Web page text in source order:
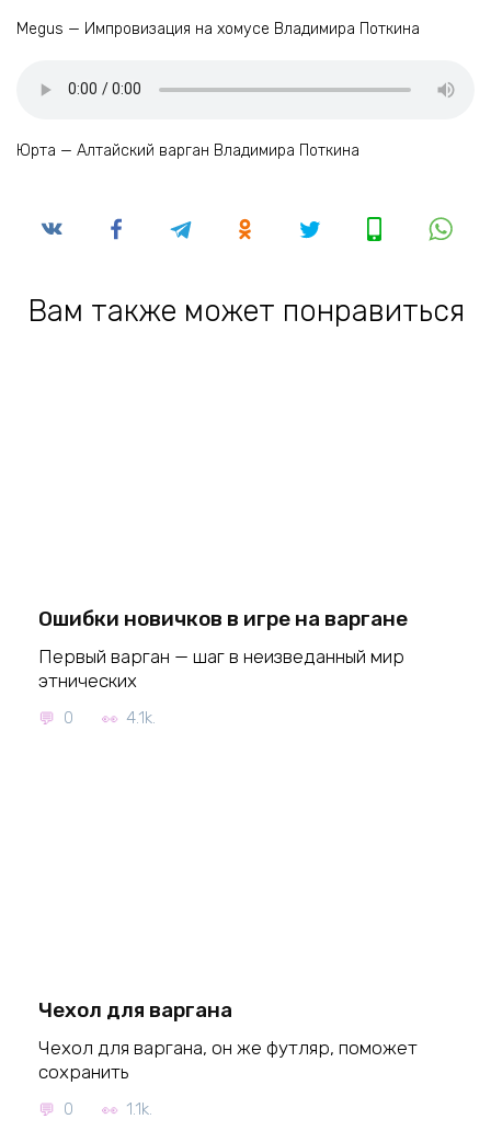
Megus — Импровизация на хомусе Владимира Поткина
Юрта — Алтайский варган Владимира Поткина
Вам также может понравиться
Ошибки новичков в игре на варгане
Первый варган — шаг в неизведанный мир
этнических
0 4.1k.
Чехол для варгана
Чехол для варгана, он же футляр, поможет
сохранить
0 1.1k.